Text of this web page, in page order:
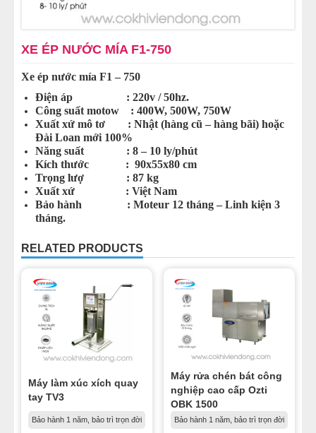
XE ÉP NƯỚC MÍA F1-750
Xe ép nước mía F1 – 750
Điện áp : 220v / 50hz.
Công suất motow : 400W, 500W, 750W
Xuất xứ mô tơ : Nhật (hàng cũ – hàng bãi) hoặc
Đài Loan mới 100%
Năng suất : 8 – 10 ly/phút
Kích thước : 90x55x80 cm
Trọng lượ : 87 kg
Xuất xứ : Việt Nam
Bảo hành : Moteur 12 tháng – Linh kiện 3
tháng.
RELATED PRODUCTS
Máy làm xúc xích quay
tay TV3
Bảo hành 1 năm, bảo trì trọn đời
Máy rửa chén bát công
nghiệp cao cấp Ozti
OBK 1500
Bảo hành 1 năm, bảo trì trọn đời
MÁY CÁN BỘT MÌ
MÁY SE BỘT LÀM BÁNH
TỦ Ủ BỘT LÀM BÁNH
TỦ TRƯNG BÀY BÁNH KEM
LINH KIỆN PHỤ KIỆN
MÁY LÀM HÁ CẢO